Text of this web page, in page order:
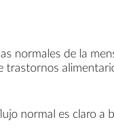
normales de la
normal es claro